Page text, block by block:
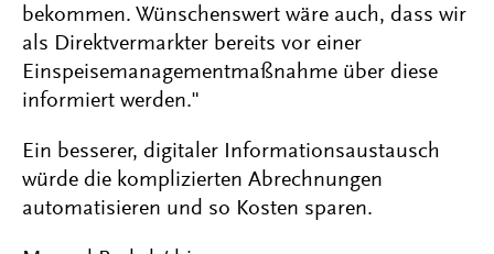
bekommen. Wünschenswert wäre auch, dass wir
als Direktvermarkter bereits vor einer
Einspeisemanagementmaßnahme über diese
informiert werden."
Ein besserer, digitaler Informationsaustausch
würde die komplizierten Abrechnungen
automatisieren und so Kosten sparen.